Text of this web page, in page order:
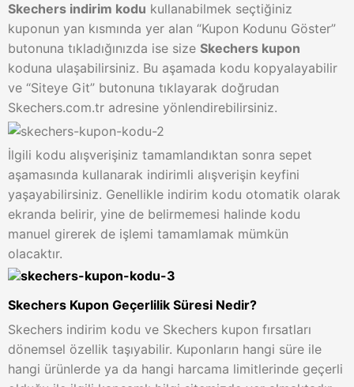
Skechers indirim kodu kullanabilmek seçtiğiniz
kuponun yan kısmında yer alan “Kupon Kodunu Göster”
butonuna tıkladığınızda ise size Skechers kupon
koduna ulaşabilirsiniz. Bu aşamada kodu kopyalayabilir
ve “Siteye Git” butonuna tıklayarak doğrudan
Skechers.com.tr adresine yönlendirebilirsiniz.
İlgili kodu alışverişiniz tamamlandıktan sonra sepet
aşamasında kullanarak indirimli alışverişin keyfini
yaşayabilirsiniz. Genellikle indirim kodu otomatik olarak
ekranda belirir, yine de belirmemesi halinde kodu
manuel girerek de işlemi tamamlamak mümkün
olacaktır.
Skechers Kupon Geçerlilik Süresi Nedir?
Skechers indirim kodu ve Skechers kupon fırsatları
dönemsel özellik taşıyabilir. Kuponların hangi süre ile
hangi ürünlerde ya da hangi harcama limitlerinde geçerli